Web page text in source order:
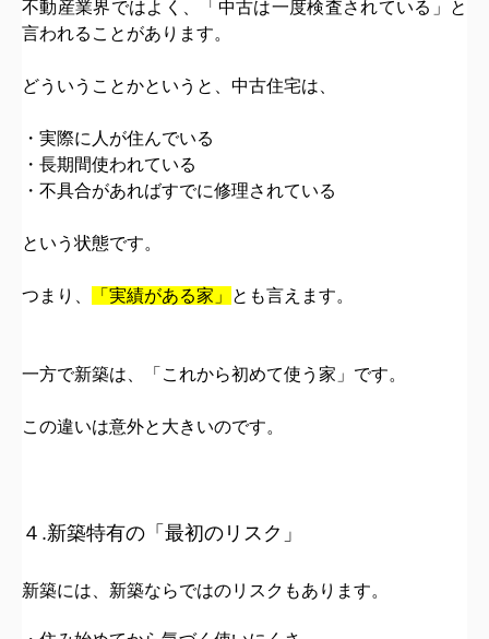
不動産業界ではよく、 「中古は一度検査されている」
と
言われることがあります。
どういうことかというと、 中古住宅は、
・実際に人が住んでいる
・長期間使われている
・不具合があればすでに修理されている
という状態です。
つまり、 「実績がある家」 とも言えます。
一方で新築は、 「これから初めて使う家」 です。
この違いは意外と大きいのです。
４.新築特有の「最初のリスク」
新築には、新築ならではのリスクもあります。